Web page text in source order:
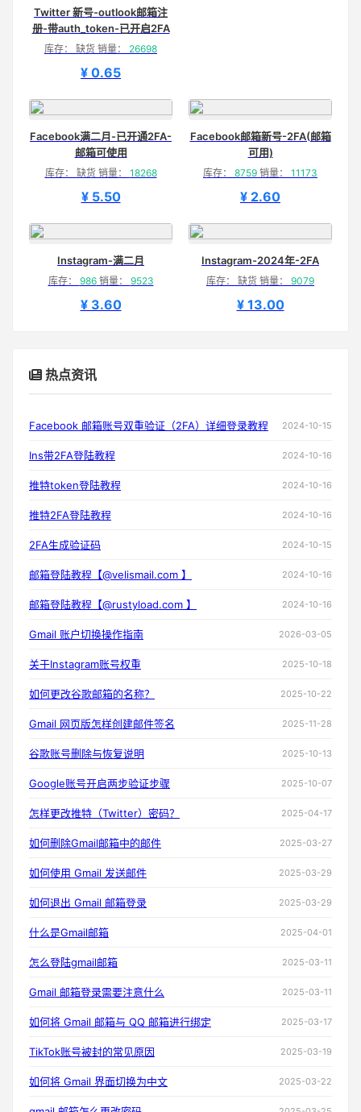
Twitter 新号-outlook邮箱注
册-带auth_token-已开启2FA
库存： 缺货 销量： 26698
¥ 0.65
Facebook满二月-已开通2FA-
邮箱可使用
库存： 缺货 销量： 18268
¥ 5.50
Facebook邮箱新号-2FA(邮箱
可用)
库存： 8759 销量： 11173
¥ 2.60
Instagram-满二月
库存： 986销量： 9523
¥ 3.60
Instagram-2024年-2FA
库存： 缺货 销量： 9079
¥ 13.00
热点资讯
Facebook 邮箱账号双重验证（2FA）详细登录教程 2024-10-15
Ins带2FA登陆教程 2024-10-16
推特token登陆教程 2024-10-16
推特2FA登陆教程 2024-10-16
2FA生成验证码 2024-10-15
邮箱登陆教程【@velismail.com 】 2024-10-16
邮箱登陆教程【@rustyload.com 】 2024-10-16
Gmail 账户切换操作指南 2026-03-05
关于Instagram账号权重 2025-10-18
如何更改谷歌邮箱的名称？ 2025-10-22
Gmail 网页版怎样创建邮件签名 2025-11-28
谷歌账号删除与恢复说明 2025-10-13
Google账号开启两步验证步骤 2025-10-07
怎样更改推特（Twitter）密码？ 2025-04-17
如何删除Gmail邮箱中的邮件 2025-03-27
如何使用 Gmail 发送邮件 2025-03-29
如何退出 Gmail 邮箱登录 2025-03-29
什么是Gmail邮箱 2025-04-01
怎么登陆gmail邮箱 2025-03-11
Gmail 邮箱登录需要注意什么 2025-03-11
如何将 Gmail 邮箱与 QQ 邮箱进行绑定 2025-03-17
TikTok账号被封的常见原因 2025-03-19
如何将 Gmail 界面切换为中文 2025-03-22